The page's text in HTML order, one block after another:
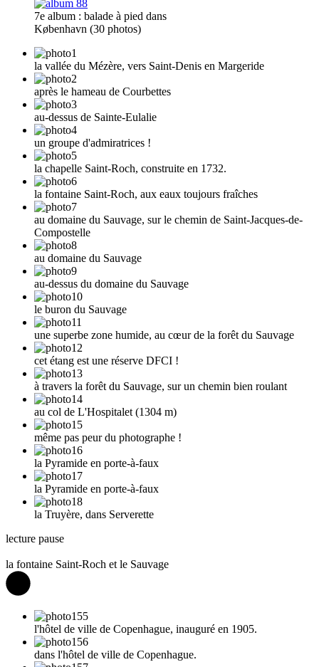
7e album : balade à pied dans
København (30 photos)
la vallée du Mézère, vers Saint-Denis en Margeride
après le hameau de Courbettes
au-dessus de Sainte-Eulalie
un groupe d'admiratrices !
la chapelle Saint-Roch, construite en 1732.
la fontaine Saint-Roch, aux eaux toujours fraîches
au domaine du Sauvage, sur le chemin de Saint-Jacques-de-
Compostelle
au domaine du Sauvage
au-dessus du domaine du Sauvage
le buron du Sauvage
une superbe zone humide, au cœur de la forêt du Sauvage
cet étang est une réserve DFCI !
à travers la forêt du Sauvage, sur un chemin bien roulant
au col de L'Hospitalet (1304 m)
même pas peur du photographe !
la Pyramide en porte-à-faux
la Pyramide en porte-à-faux
la Truyère, dans Serverette
lecture pause
la fontaine Saint-Roch et le Sauvage
l'hôtel de ville de Copenhague, inauguré en 1905.
dans l'hôtel de ville de Copenhague.